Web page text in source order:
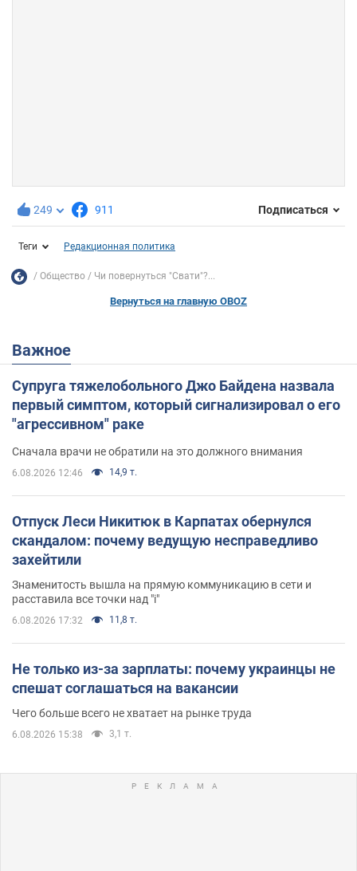
249 911 Подписаться
Теги Редакционная политика
Общество Чи повернуться "Свати"?...
Вернуться на главную OBOZ
Важное
Супруга тяжелобольного Джо Байдена назвала
первый симптом, который сигнализировал о его
"агрессивном" раке
Сначала врачи не обратили на это должного внимания
6.08.2026 12:46 14,9 т.
Отпуск Леси Никитюк в Карпатах обернулся
скандалом: почему ведущую несправедливо
захейтили
Знаменитость вышла на прямую коммуникацию в сети и
расставила все точки над "i"
6.08.2026 17:32 11,8 т.
Не только из-за зарплаты: почему украинцы не
спешат соглашаться на вакансии
Чего больше всего не хватает на рынке труда
6.08.2026 15:38 3,1 т.